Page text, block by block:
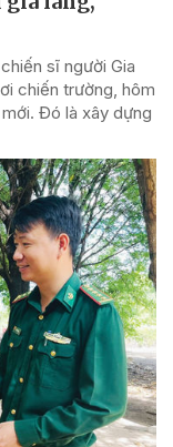
sĩ người Gia
chiến trường, hôm
Đó là xây dựng